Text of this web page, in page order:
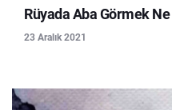
Rüyada Aba Görmek
23 Aralık 2021